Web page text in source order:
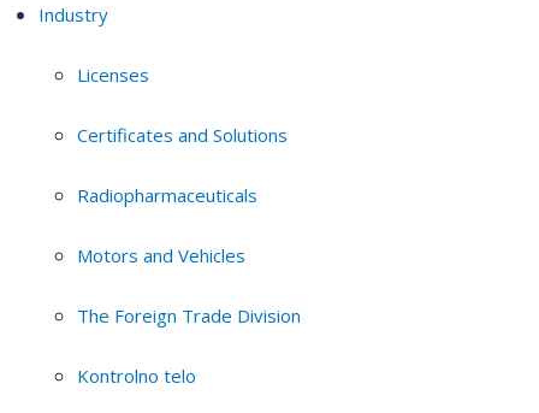
Industry
Licenses
Certificates and Solutions
Radiopharmaceuticals
Motors and Vehicles
The Foreign Trade Division
Kontrolno telo